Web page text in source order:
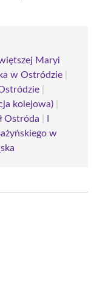
Maryi
w Ostródzie
kolejowa)
Ostróda
w